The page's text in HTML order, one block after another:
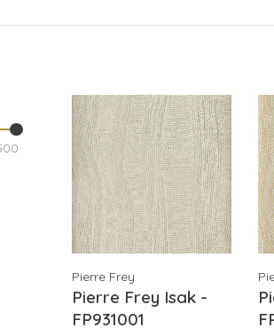
Pierre Frey
Pierre Frey Isak -
FP931001